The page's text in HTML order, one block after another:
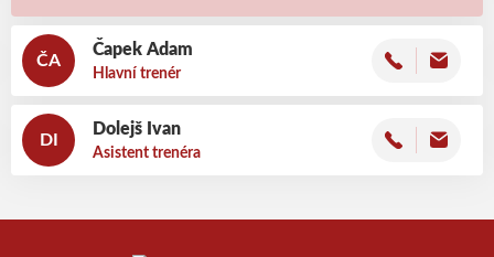
ČA
Adam
Čapek
Hlavní trenér
DI
Ivan
Dolejš
Asistent trenéra